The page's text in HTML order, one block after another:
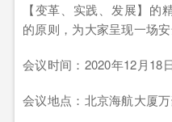
【变革、实践、发展】的
的原则，为大家呈现一场安
会议时间：2020年12月18
会议地点：北京海航大厦